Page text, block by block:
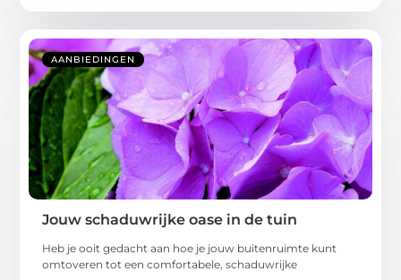
AANBIEDINGEN
Jouw schaduwrijke oase in de tuin
Heb je ooit gedacht aan hoe je jouw buitenruimte kunt
omtoveren tot een comfortabele, schaduwrijke